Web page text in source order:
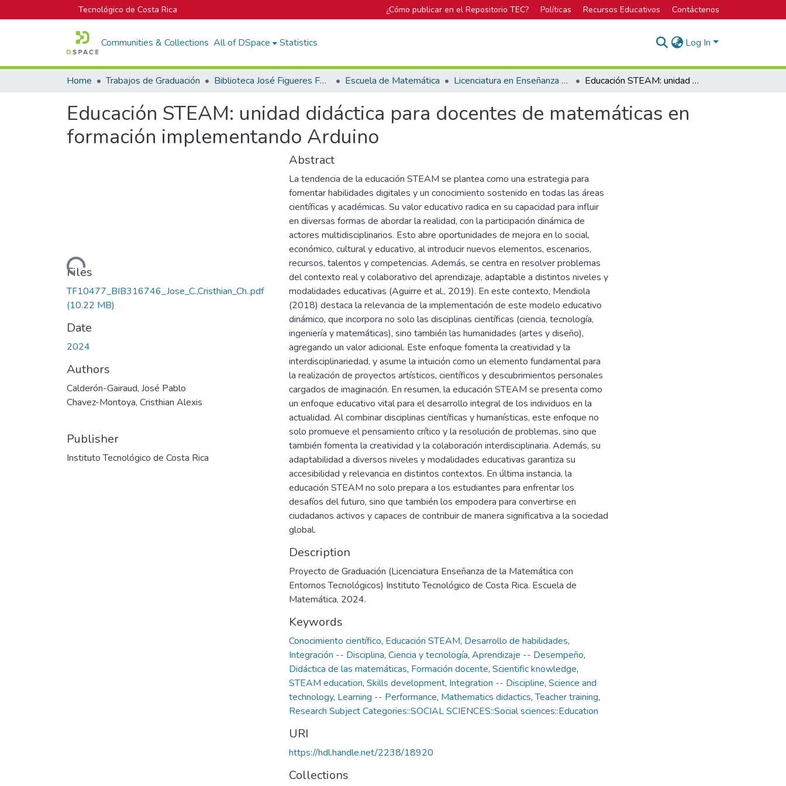
Tecnológico de Costa Rica ¿Cómo publicar en el Repositorio TEC? Políticas Recursos Educativos Contáctenos
Communities & Collections All of DSpace Statistics Log In
Home Trabajos de Graduación Biblioteca José Figueres Ferrer Escuela de Matemática Licenciatura en Enseñanza de la Matemática con Entornos Tecnológicos Educación STEAM: unidad didáctica para docentes de matemáticas en formación implementando Arduino
Educación STEAM: unidad didáctica para docentes de matemáticas en
formación implementando Arduino
Loading...
Files
TF10477_BIB316746_Jose_C.,Cristhian_Ch..pdf
(10.22 MB)
Date
2024
Authors
Calderón-Gairaud, José Pablo
Chavez-Montoya, Cristhian Alexis
Publisher
Instituto Tecnológico de Costa Rica
Abstract
La tendencia de la educación STEAM se plantea como una estrategia para
fomentar habilidades digitales y un conocimiento sostenido en todas las áreas
científicas y académicas. Su valor educativo radica en su capacidad para influir
en diversas formas de abordar la realidad, con la participación dinámica de
actores multidisciplinarios. Esto abre oportunidades de mejora en lo social,
económico, cultural y educativo, al introducir nuevos elementos, escenarios,
recursos, talentos y competencias. Además, se centra en resolver problemas
del contexto real y colaborativo del aprendizaje, adaptable a distintos niveles y
modalidades educativas (Aguirre et al., 2019). En este contexto, Mendiola
(2018) destaca la relevancia de la implementación de este modelo educativo
dinámico, que incorpora no solo las disciplinas científicas (ciencia, tecnología,
ingeniería y matemáticas), sino también las humanidades (artes y diseño),
agregando un valor adicional. Este enfoque fomenta la creatividad y la
interdisciplinariedad, y asume la intuición como un elemento fundamental para
la realización de proyectos artísticos, científicos y descubrimientos personales
cargados de imaginación. En resumen, la educación STEAM se presenta como
un enfoque educativo vital para el desarrollo integral de los individuos en la
actualidad. Al combinar disciplinas científicas y humanísticas, este enfoque no
solo promueve el pensamiento crítico y la resolución de problemas, sino que
también fomenta la creatividad y la colaboración interdisciplinaria. Además, su
adaptabilidad a diversos niveles y modalidades educativas garantiza su
accesibilidad y relevancia en distintos contextos. En última instancia, la
educación STEAM no solo prepara a los estudiantes para enfrentar los
desafíos del futuro, sino que también los empodera para convertirse en
ciudadanos activos y capaces de contribuir de manera significativa a la sociedad
global.
Description
Proyecto de Graduación (Licenciatura Enseñanza de la Matemática con
Entornos Tecnológicos) Instituto Tecnológico de Costa Rica. Escuela de
Matemática, 2024.
Keywords
Conocimiento científico, Educación STEAM, Desarrollo de habilidades,
Integración -- Disciplina, Ciencia y tecnología, Aprendizaje -- Desempeño,
Didáctica de las matemáticas, Formación docente, Scientific knowledge,
STEAM education, Skills development, Integration -- Discipline, Science and
technology, Learning -- Performance, Mathematics didactics,Teacher training,
Research Subject Categories::SOCIAL SCIENCES::Social sciences::Education
URI
https://hdl.handle.net/2238/18920
Collections